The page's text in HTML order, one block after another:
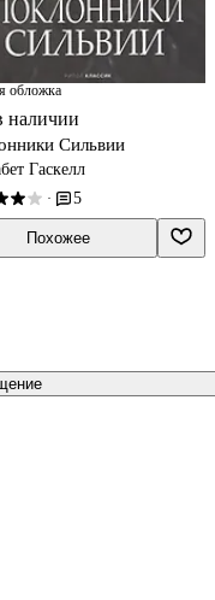
обложка
наличии
Сильвии
Гаскелл
· 5
Похожее